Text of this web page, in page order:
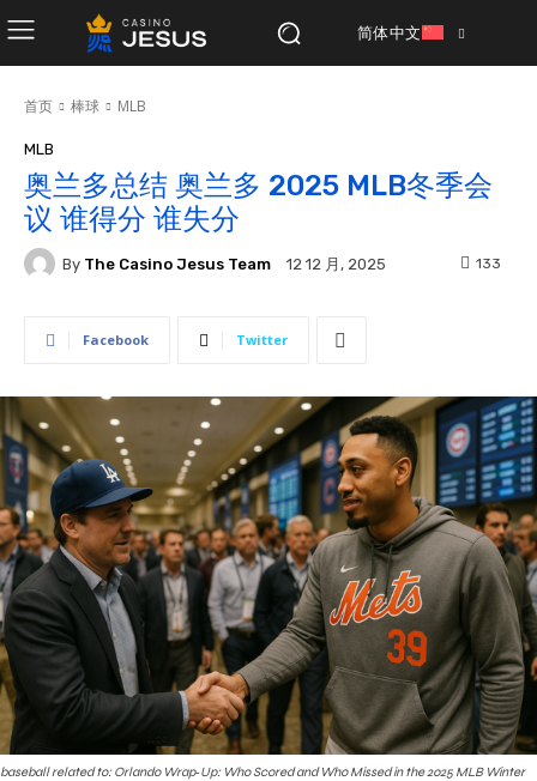
简体中文
首页 棒球 MLB
MLB
奥兰多总结 奥兰多 2025 MLB冬季会
议 谁得分 谁失分
By The Casino Jesus Team 12 12 月, 2025 133
Facebook Twitter
baseball related to: Orlando Wrap‑Up: Who Scored and Who Missed in the 2025 MLB Winter